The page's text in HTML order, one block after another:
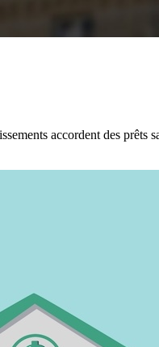
accordent des